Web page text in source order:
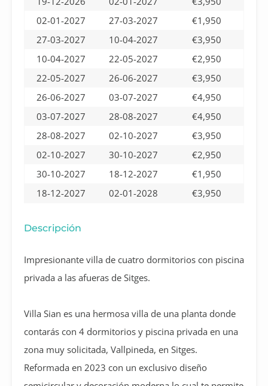
02-01-2027
27-03-2027
€1,950
27-03-2027
10-04-2027
€3,950
10-04-2027
22-05-2027
€2,950
22-05-2027
26-06-2027
€3,950
26-06-2027
03-07-2027
€4,950
03-07-2027
28-08-2027
€4,950
28-08-2027
02-10-2027
€3,950
02-10-2027
30-10-2027
€2,950
30-10-2027
18-12-2027
€1,950
18-12-2027
02-01-2028 €3,950
Descripción
Impresionante villa de cuatro dormitorios con piscina
privada a las afueras de Sitges.
Villa Sian es una hermosa villa de una planta donde
contarás con 4 dormitorios y piscina privada en una
zona muy solicitada, Vallpineda, en Sitges.
Reformada en 2023 con un exclusivo diseño